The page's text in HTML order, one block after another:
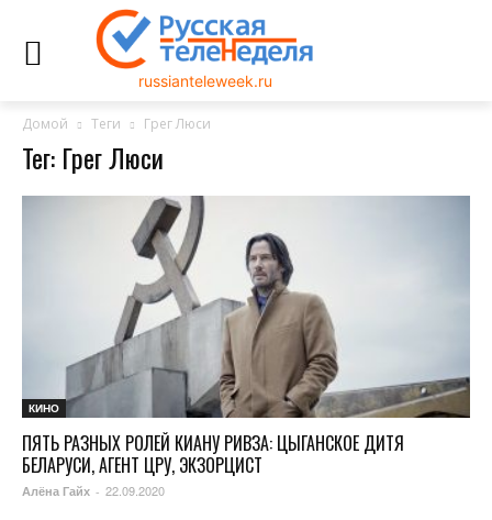
russianteleweek.ru
Домой Теги Грег Люси
Тег: Грег Люси
КИНО
ПЯТЬ РАЗНЫХ РОЛЕЙ КИАНУ РИВЗА: ЦЫГАНСКОЕ ДИТЯ
БЕЛАРУСИ, АГЕНТ ЦРУ, ЭКЗОРЦИСТ
Алёна Гайх - 22.09.2020